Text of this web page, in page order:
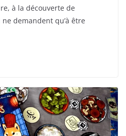
à la découverte de
demandent qu’à être